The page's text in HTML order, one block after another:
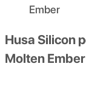
Ember
Husa Silicon
Molten Ember